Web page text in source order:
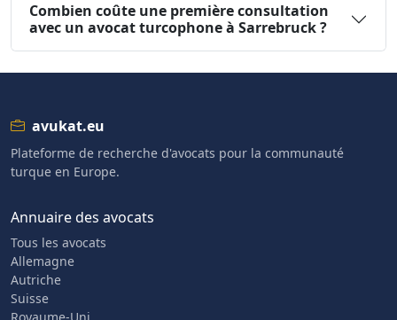
Combien coûte une première consultation
avec un avocat turcophone à Sarrebruck ?
avukat.eu
Plateforme de recherche d'avocats pour la communauté
turque en Europe.
Annuaire des avocats
Tous les avocats
Allemagne
Autriche
Suisse